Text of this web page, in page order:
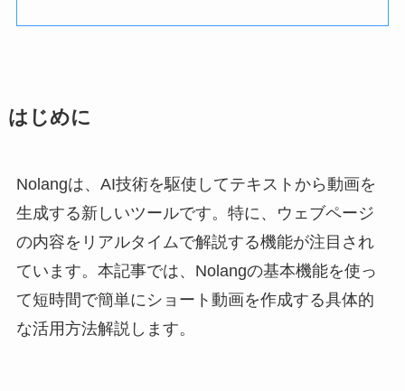
はじめに
Nolangは、AI技術を駆使してテキストから動画を
生成する新しいツールです。特に、ウェブページ
の内容をリアルタイムで解説する機能が注目され
ています。本記事では、Nolangの基本機能を使っ
て短時間で簡単にショート動画を作成する具体的
な活用方法解説します。